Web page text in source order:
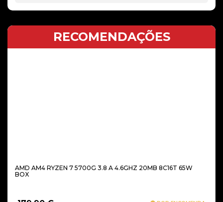
RECOMENDAÇÕES
AMD AM4 RYZEN 7 5700G 3.8 A 4.6GHZ 20MB 8C16T 65W
BOX